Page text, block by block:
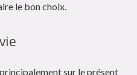
le bon choix.
sur le présent